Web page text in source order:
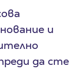
и
да сте